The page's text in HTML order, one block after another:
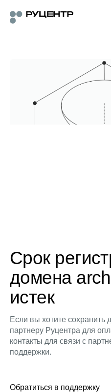
Срок
домена
истек
Если вы хотите сохранить
партнеру Руцентра для
контакты для связи с
поддержки.
Обратиться в поддержку